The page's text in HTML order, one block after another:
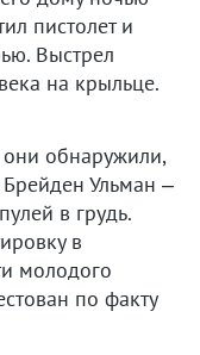
пистолет и
Выстрел
на крыльце.
обнаружили,
Ульман –
в грудь.
в
молодого
по факту